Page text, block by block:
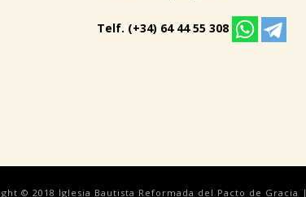
Telf. (+34) 64 44 55 308
© 2018 Iglesia Bautista Reformada del Pacto de Gracia |